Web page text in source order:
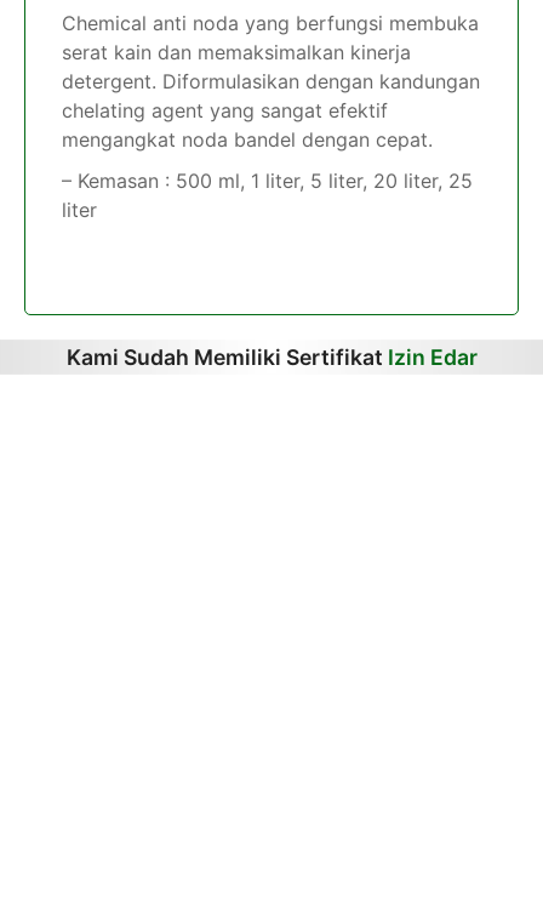
Chemical anti noda yang berfungsi membuka
serat kain dan memaksimalkan kinerja
detergent. Diformulasikan dengan kandungan
chelating agent yang sangat efektif
mengangkat noda bandel dengan cepat.
– Kemasan : 500 ml, 1 liter, 5 liter, 20 liter, 25
liter
Kami Sudah Memiliki Sertifikat Izin Edar